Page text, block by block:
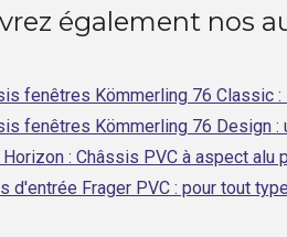
également nos
fenêtres Kömmerling 76 Classic
fenêtres Kömmerling 76 Design :
: Châssis PVC à aspect alu
d'entrée Frager PVC : pour tout